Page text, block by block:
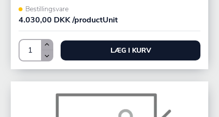
Bestillingsvare
4.030,00 DKK /productUnit
LÆG I KURV